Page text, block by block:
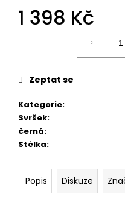
1 398 Kč
Kategorie:
Svršek:
černá:
Stélka:
Zeptat se
Popis Diskuze
e
m
44760-
998
Kč